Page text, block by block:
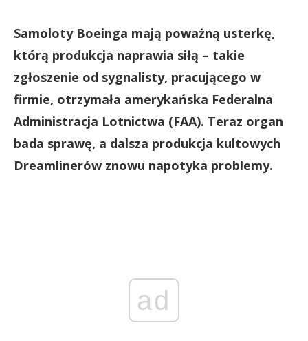
Samoloty Boeinga mają poważną usterkę,
którą produkcja naprawia siłą – takie
zgłoszenie od sygnalisty, pracującego w
firmie, otrzymała amerykańska Federalna
Administracja Lotnictwa (FAA). Teraz organ
bada sprawę, a dalsza produkcja kultowych
Dreamlinerów znowu napotyka problemy.
ad